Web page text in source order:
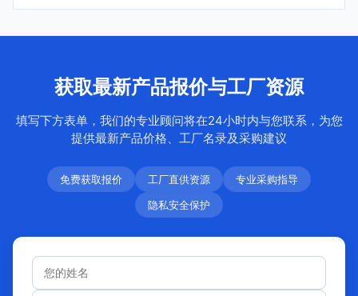
获取最新产品报价与工厂资源
填写下方表单，我们的专业顾问将在24小时内与您联系，为您
提供最新产品价格、工厂名录及采购建议
免费获取报价 工厂直供资源
专业采购指导
隐私安全保护